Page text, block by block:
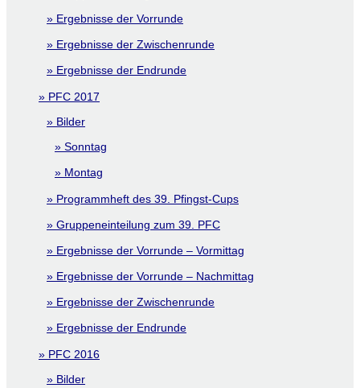
Ergebnisse der Vorrunde
Ergebnisse der Zwischenrunde
Ergebnisse der Endrunde
PFC 2017
Bilder
Sonntag
Montag
Programmheft des 39. Pfingst-Cups
Gruppeneinteilung zum 39. PFC
Ergebnisse der Vorrunde – Vormittag
Ergebnisse der Vorrunde – Nachmittag
Ergebnisse der Zwischenrunde
Ergebnisse der Endrunde
PFC 2016
Bilder